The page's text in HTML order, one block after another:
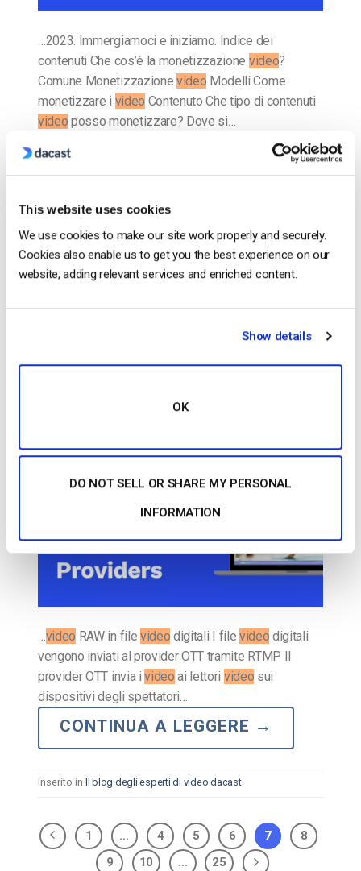
This website uses cookies
We use cookies to make our site work properly and securely.
Cookies also enable us to get you the best experience on our
website, adding relevant services and enriched content.
Show details
OK
DO NOT SELL OR SHARE MY PERSONAL
INFORMATION
…2023. Immergiamoci e iniziamo. Indice dei
contenuti Che cos’è la monetizzazione video?
Comune Monetizzazione video Modelli Come
monetizzare i video Contenuto Che tipo di contenuti
video posso monetizzare? Dove si…
CONTINUA A LEGGERE →
Inserito inIl blog degli esperti di video dacast
Il blog degli esperti di video
dacast
20 migliori fornitori di piattaforme OTT
per il VOD e lo streaming live [2022
…video RAW in file video digitali I file video digitali
vengono inviati al provider OTT tramite RTMP Il
provider OTT invia ivideo ai lettori video sui
dispositivi degli spettatori…
CONTINUA A LEGGERE →
Inserito in Il blog degli esperti di video dacast
1 … 4 5 6 7
8
9
10 … 25